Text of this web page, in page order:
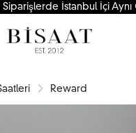
İstanbul İçi Aynı
Reward